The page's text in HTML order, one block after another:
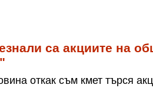
са акциите на
откак съм кмет търся